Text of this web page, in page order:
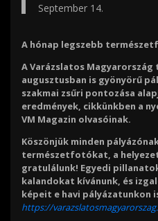
September 14.
A hónap legszebb
A Varázslatos
augusztusban is gyönyörű
szakmai zsűri pontozása
eredmények, cikkünkben a
VM Magazin olvasóinak.
Köszönjük minden
természetfotókat, a
gratulálunk! Egyedi
kalandokat kívánunk, és
képeit e havi pályázatunkon
https://